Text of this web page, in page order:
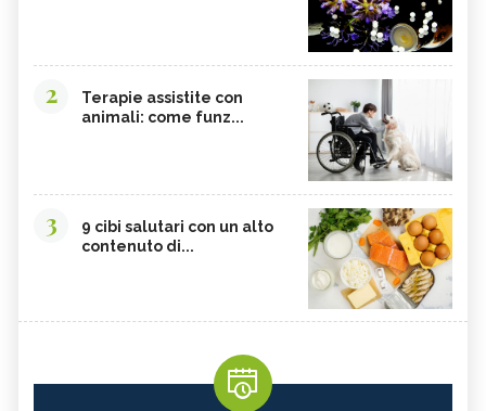
2
Terapie assistite con
animali: come funz...
3
9 cibi salutari con un alto
contenuto di...